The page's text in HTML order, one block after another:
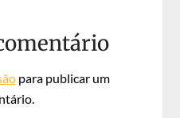
para publicar um